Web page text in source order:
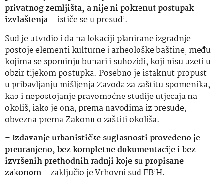
privatnog zemljišta, a nije ni pokrenut postupak
izvlaštenja– ističe se u presudi.
Sud je utvrdio i da na lokaciji planirane izgradnje
postoje elementi kulturne i arheološke baštine, među
kojima se spominju bunari i suhozidi, koji nisu uzeti u
obzir tijekom postupka. Posebno je istaknut propust
u pribavljanju mišljenja Zavoda za zaštitu spomenika,
kao i nepostojanje pravomoćne studije utjecaja na
okoliš, iako je ona, prema navodima iz presude,
obvezna prema Zakonu o zaštiti okoliša.
–Izdavanje urbanističke suglasnosti provedeno je
preuranjeno, bez kompletne dokumentacije i bez
izvršenih prethodnih radnji koje su propisane
zakonom– zaključio je Vrhovni sud FBiH.